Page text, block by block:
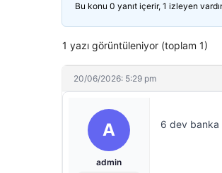
Bu konu 0 yanıt içerir, 1 izleyen
1 yazı görüntüleniyor (toplam 1)
20/06/2026: 5:29 pm
A
admin
6 dev banka